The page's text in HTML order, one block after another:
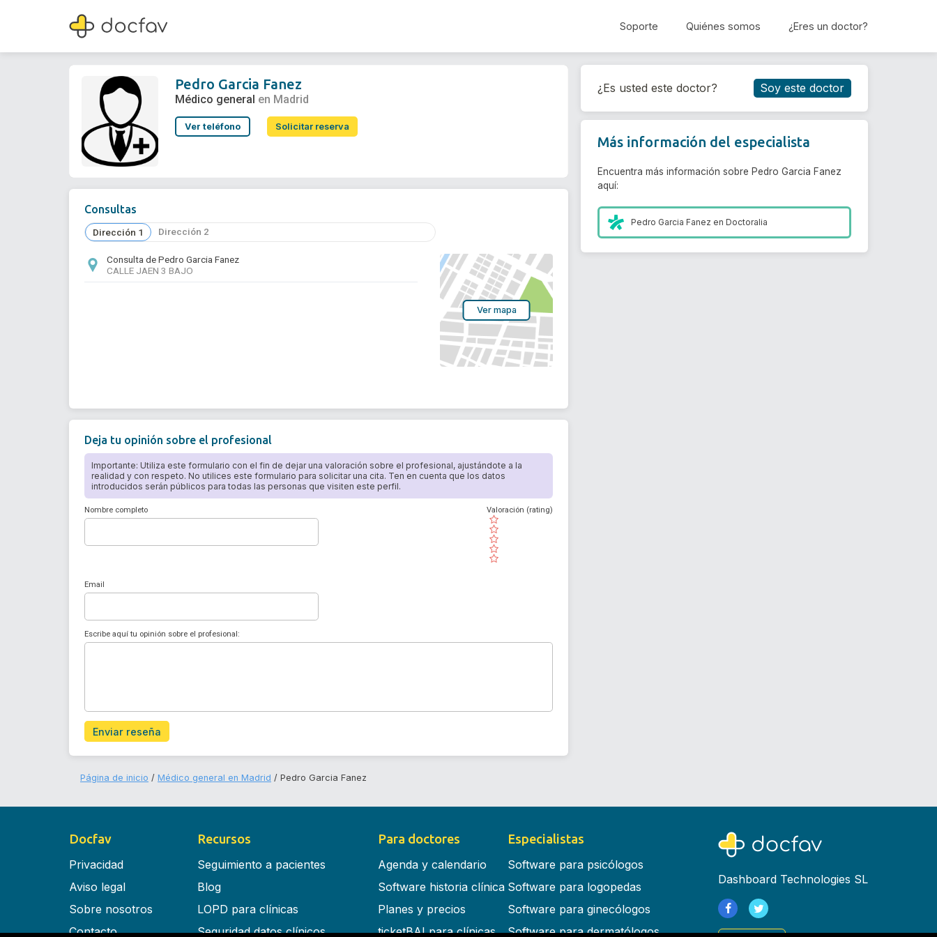
Soporte Quiénes somos ¿Eres un doctor?
Pedro Garcia Fanez
Médico general
Reservar cita
Pedro Garcia Fanez
Médico general en Madrid
Ver teléfono Solicitar reserva
Consultas
Dirección 1 Dirección 2
Consulta de Pedro Garcia Fanez
CALLE JAEN 3 BAJO
Ver mapa
Deja tu opinión sobre el profesional
Importante: Utiliza este formulario con el fin de dejar una valoración sobre el profesional, ajustándote a la
realidad y con respeto. No utilices este formulario para solicitar una cita. Ten en cuenta que los datos
introducidos serán públicos para todas las personas que visiten este perfil.
Nombre completo
( )
( )
( )
( )
( )
Valoración (rating)
Email
Escribe aquí tu opinión sobre el profesional:
Enviar reseña
¿Es usted este doctor? Soy este doctor
Más información del especialista
Encuentra más información sobre Pedro Garcia Fanez
aquí:
Pedro Garcia Fanez enDoctoralia
Página de inicio Médico general en Madrid Pedro Garcia Fanez
Docfav
Privacidad
Aviso legal
Sobre nosotros
Contacto
Recursos
Seguimiento a pacientes
Blog
LOPD para clínicas
Seguridad datos clínicos
Para doctores
Agenda y calendario
Software historia clínica
Planes y precios
ticketBAI para clínicas
Especialistas
Software para psicólogos
Software para logopedas
Software para ginecólogos
Software para dermatólogos
Dashboard Technologies SL